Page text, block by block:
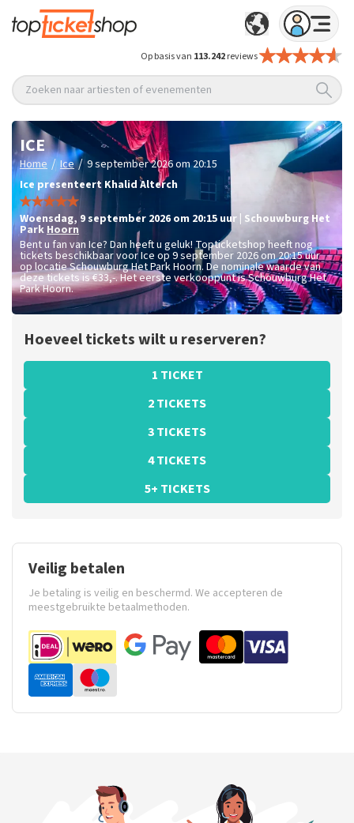
Op basis van 113.242reviews
Zoeken naar artiesten of evenementen
ICE
Home / Ice / 9 september 2026 om 20:15
Ice presenteert Khalid Alterch
woensdag, 9 september 2026 om 20:15 uur Schouwburg Het
ParkHoorn
Bent u fan van Ice? Dan heeft u geluk! Topticketshop heeft nog
tickets beschikbaar voor Ice op 9 september 2026 om 20:15 uur
op locatie Schouwburg Het Park Hoorn. De nominale waarde van
deze tickets is€33,-. Het eerste verkooppunt is Schouwburg Het
Park Hoorn.
Hoeveel tickets wilt u reserveren?
1 TICKET
2 TICKETS
3 TICKETS
4 TICKETS
5+ TICKETS
Veilig betalen
Je betaling is veilig en beschermd. We accepteren de
meestgebruikte betaalmethoden.